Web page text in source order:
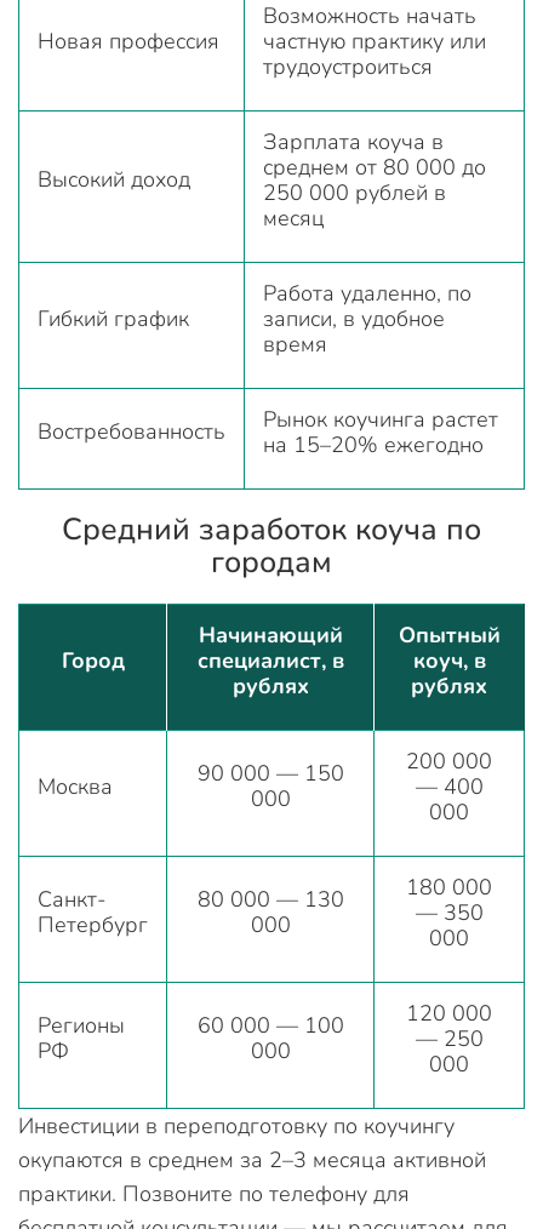
Новая профессия
Возможность начать
частную практику или
трудоустроиться
Высокий доход
Зарплата коуча в
среднем от 80 000 до
250 000 рублей в
месяц
Гибкий график
Работа удаленно, по
записи, в удобное
время
Востребованность
Рынок коучинга растет
на 15–20% ежегодно
Средний заработок коуча по
городам
Город
Начинающий
специалист, в
рублях
Опытный
коуч, в
рублях
Москва
90 000 — 150
000
200 000
— 400
000
Санкт-
Петербург
80 000 — 130
000
180 000
— 350
000
Регионы
РФ
60 000 — 100
000
120 000
— 250
000
Инвестиции в переподготовку по коучингу
окупаются в среднем за 2–3 месяца активной
практики. Позвоните по телефону для